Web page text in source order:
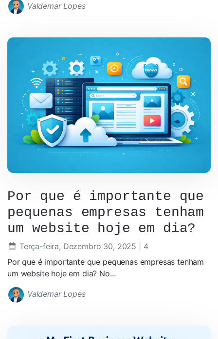
Valdemar Lopes
Por que é importante que
pequenas empresas tenham
um website hoje em dia?
Terça-feira, Dezembro 30, 2025
| 4
Por que é importante que pequenas empresas tenham
um website hoje em dia? No...
Valdemar Lopes